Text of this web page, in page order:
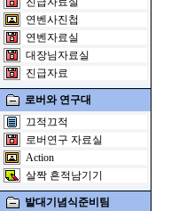
연벤사진첩
연벤자료실
대장님자료실
진급자료
로버와 연구대
끄적끄적
로버연구 자료실
Action
살짝 흔적남기기
발대기념식준비팀